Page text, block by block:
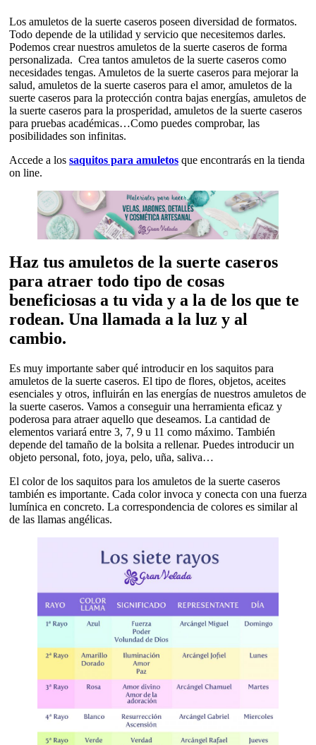
Los amuletos de la suerte caseros poseen diversidad de formatos.
Todo depende de la utilidad y servicio que necesitemos darles.
Podemos crear nuestros amuletos de la suerte caseros de forma
personalizada. Crea tantos amuletos de la suerte caseros como
necesidades tengas. Amuletos de la suerte caseros para mejorar la
salud, amuletos de la suerte caseros para el amor, amuletos de la
suerte caseros para la protección contra bajas energías, amuletos de
la suerte caseros para la prosperidad, amuletos de la suerte caseros
para pruebas académicas…Como puedes comprobar, las
posibilidades son infinitas.
Accede a los saquitos para amuletos que encontrarás en la tienda
on line.
Haz tus amuletos de la suerte caseros
para atraer todo tipo de cosas
beneficiosas a tu vida y a la de los que te
rodean. Una llamada a la luz y al
cambio.
Es muy importante saber qué introducir en los saquitos para
amuletos de la suerte caseros. El tipo de flores, objetos, aceites
esenciales y otros, influirán en las energías de nuestros amuletos de
la suerte caseros. Vamos a conseguir una herramienta eficaz y
poderosa para atraer aquello que deseamos. La cantidad de
elementos variará entre 3, 7, 9 u 11 como máximo. También
depende del tamaño de la bolsita a rellenar. Puedes introducir un
objeto personal, foto, joya, pelo, uña, saliva…
El color de los saquitos para los amuletos de la suerte caseros
también es importante. Cada color invoca y conecta con una fuerza
lumínica en concreto. La correspondencia de colores es similar al
de las llamas angélicas.